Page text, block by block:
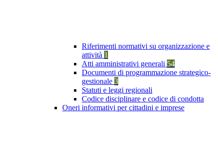
Riferimenti normativi su organizzazione e
attività 1
Atti amministrativi generali 54
Documenti di programmazione strategico-
gestionale 3
Statuti e leggi regionali
Codice disciplinare e codice di condotta
Oneri informativi per cittadini e imprese